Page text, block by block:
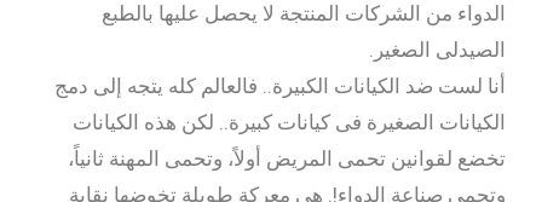
الدواء من الشركات المنتجة لا يحصل عليها بالطبع
الصيدلى الصغير.
أنا لست ضد الكيانات الكبيرة.. فالعالم كله يتجه إلى دمج
الكيانات الصغيرة فى كيانات كبيرة.. لكن هذه الكيانات
تخضع لقوانين تحمى المريض أولاً، وتحمى المهنة ثانياً،
وتحمى صناعة الدواء!. هى معركة طويلة تخوضها نقابة